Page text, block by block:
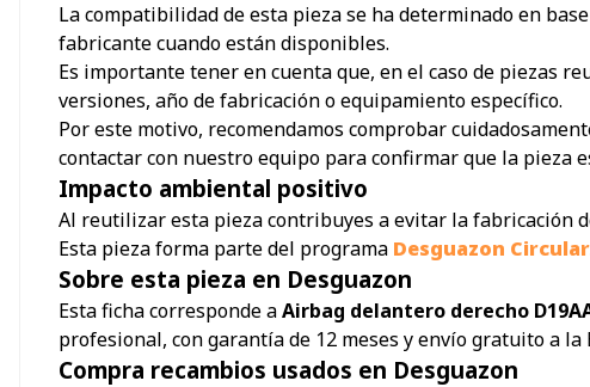
La compatibilidad de esta pieza se ha determinado en
fabricante cuando están disponibles.
Es importante tener en cuenta que, en el caso de piezas
versiones, año de fabricación o equipamiento específico.
Por este motivo, recomendamos comprobar
contactar con nuestro equipo para confirmar que la pieza
Impacto ambiental positivo
Al reutilizar esta pieza contribuyes a evitar la fabricación
Esta pieza forma parte del programa Desguazon Circular
Sobre esta pieza en Desguazon
Esta ficha corresponde aAirbag delantero derecho D19AA
profesional, con garantía de 12 meses y envío gratuito a la
Compra recambios usados en Desguazon